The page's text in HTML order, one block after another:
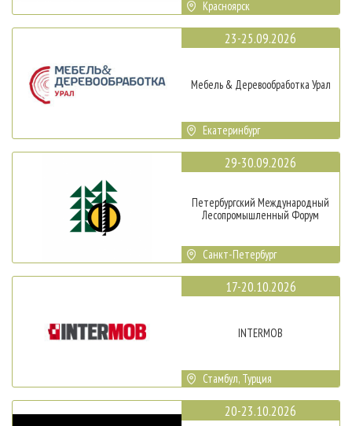
Красноярск
23-25.09.2026
Мебель & Деревообработка Урал
Екатеринбург
29-30.09.2026
Петербургский Международный
Лесопромышленный Форум
Санкт-Петербург
17-20.10.2026
INTERMOB
Стамбул, Турция
20-23.10.2026